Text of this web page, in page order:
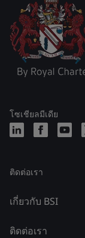
โซเชียลมีเดีย
ติดต่อเรา
เกี่ยวกับ BSI
ติดต่อเรา